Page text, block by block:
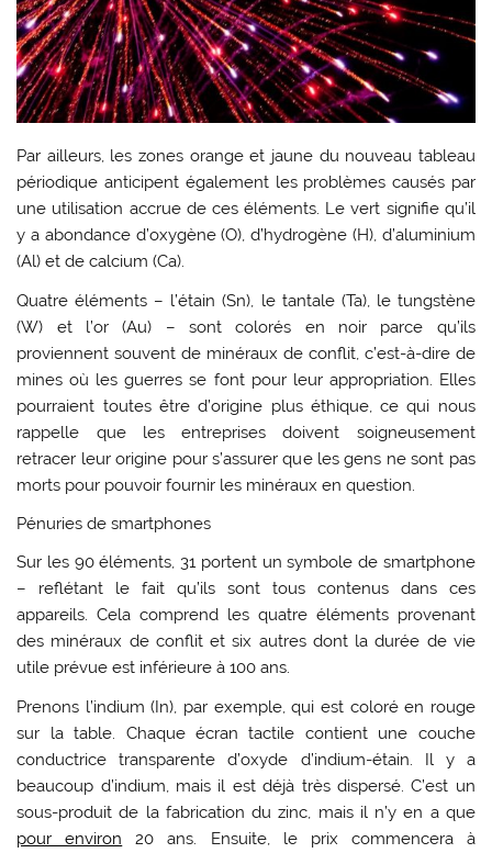
Par ailleurs, les zones orange et jaune du nouveau tableau
périodique anticipent également les problèmes causés par
une utilisation accrue de ces éléments. Le vert signifie qu’il
y a abondance d’oxygène (O), d’hydrogène (H), d’aluminium
(Al) et de calcium (Ca).
Quatre éléments – l’étain (Sn), le tantale (Ta), le tungstène
(W) et l’or (Au) – sont colorés en noir parce qu’ils
proviennent souvent de minéraux de conflit, c’est-à-dire de
mines où les guerres se font pour leur appropriation. Elles
pourraient toutes être d’origine plus éthique, ce qui nous
rappelle que les entreprises doivent soigneusement
retracer leur origine pour s’assurer que les gens ne sont pas
morts pour pouvoir fournir les minéraux en question.
Pénuries de smartphones
Sur les 90 éléments, 31 portent un symbole de smartphone
– reflétant le fait qu’ils sont tous contenus dans ces
appareils. Cela comprend les quatre éléments provenant
des minéraux de conflit et six autres dont la durée de vie
utile prévue est inférieure à 100 ans.
Prenons l’indium (In), par exemple, qui est coloré en rouge
sur la table. Chaque écran tactile contient une couche
conductrice transparente d’oxyde d’indium-étain. Il y a
beaucoup d’indium, mais il est déjà très dispersé. C’est un
sous-produit de la fabrication du zinc, mais il n’y en a que
pour environ 20 ans. Ensuite, le prix commencera à